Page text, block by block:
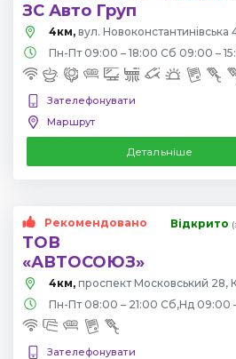
ЗС Авто Груп
4км, вул. Новоконстантинівська
Пн-Пт 09:00 – 18:00 Сб 09:00 –
Зателефонувати
Маршрут
Детальніше
Рекомендовано
ТОВ
«АВТОСОЮЗ»
Відкрито
4км, проспект Московський 28,
Пн-Пт 08:00 – 21:00 Сб,Нд 09:00
Зателефонувати